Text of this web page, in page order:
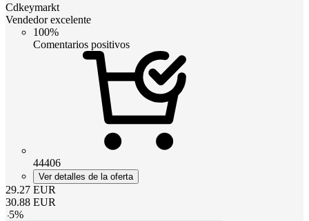
Cdkeymarkt
Vendedor excelente
100%
Comentarios positivos
44406
Ver detalles de la oferta
29.27 EUR
30.88 EUR
-5%